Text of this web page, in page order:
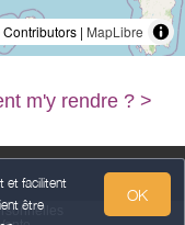
et facilitent
être
OK
| MapLibre
m'y rendre ? >